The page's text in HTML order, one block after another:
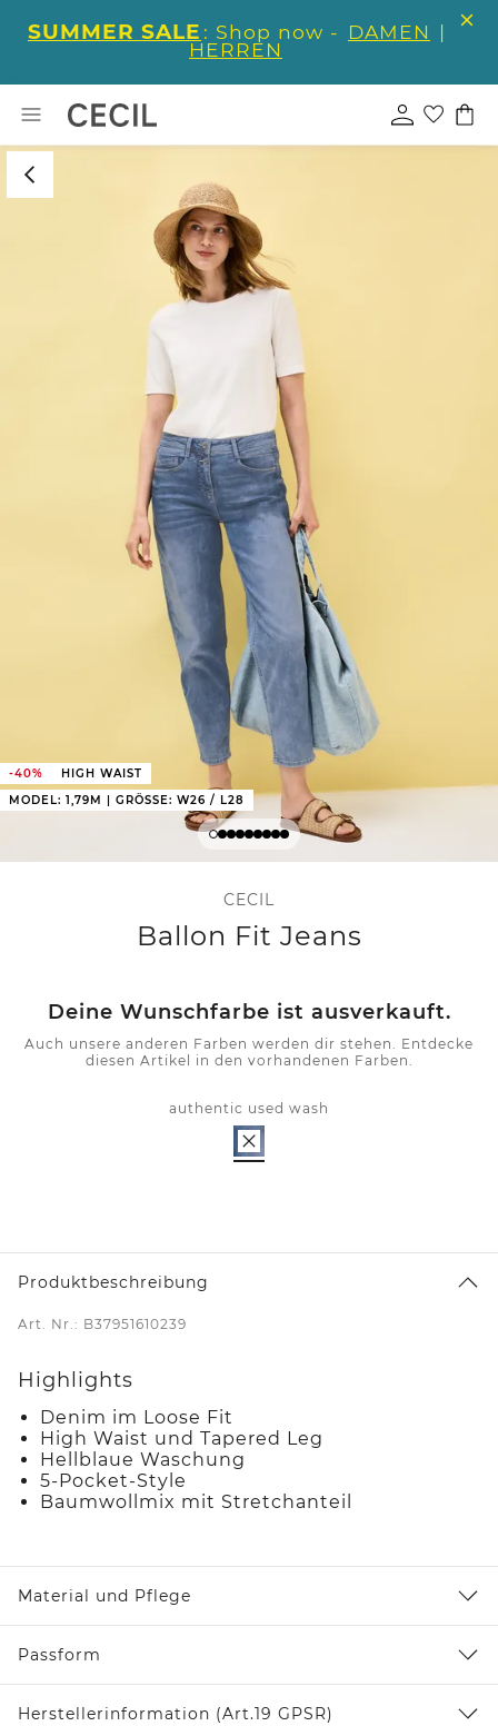
SUMMER SALE : Shop now - DAMEN |
HERREN
-40%
HIGH WAIST
MODEL: 1,79M | GRÖSSE: W26 / L28
CECIL
Ballon Fit Jeans
Deine Wunschfarbe ist ausverkauft.
Auch unsere anderen Farben werden dir stehen. Entdecke
diesen Artikel in den vorhandenen Farben.
authentic used wash
Produktbeschreibung
Art. Nr.: B37951610239
Highlights
Denim im Loose Fit
High Waist und Tapered Leg
Hellblaue Waschung
5-Pocket-Style
Baumwollmix mit Stretchanteil
Material und Pflege
Passform
Herstellerinformation (Art.19 GPSR)